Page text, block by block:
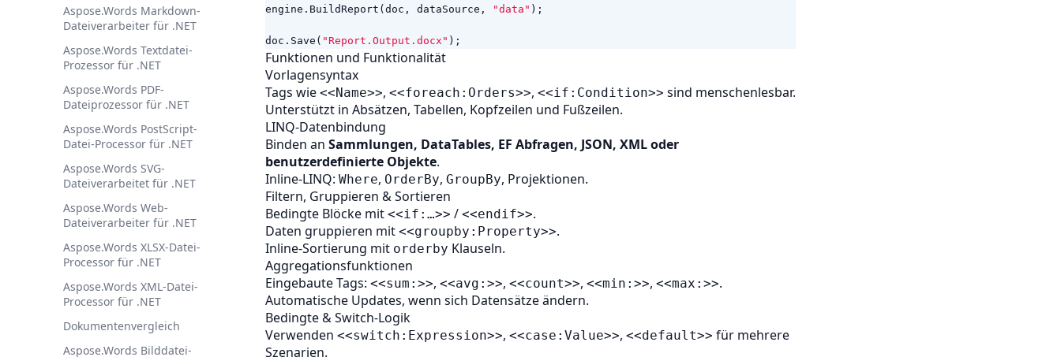
Aspose.Words Markdown-
Dateiverarbeiter für .NET
Aspose.Words Textdatei-
Prozessor für .NET
Aspose.Words PDF-
Dateiprozessor für .NET
Aspose.Words PostScript-
Datei-Processor für .NET
Aspose.Words SVG-
Dateiverarbeitet für .NET
Aspose.Words Web-
Dateiverarbeiter für .NET
Aspose.Words XLSX-Datei-
Processor für .NET
Aspose.Words XML-Datei-
Processor für .NET
Dokumentenvergleich
Aspose.Words Bilddatei-
engine . BuildReport ( doc , dataSource , "data" );
doc . Save ( "Report.Output.docx" );
Funktionen und Funktionalität
Vorlagensyntax
Tags wie <<Name>>, <<foreach:Orders>>, <<if:Condition>> sind menschenlesbar.
Unterstützt in Absätzen, Tabellen, Kopfzeilen und Fußzeilen.
LINQ-Datenbindung
Binden an Sammlungen, DataTables, EF Abfragen, JSON, XML oder
benutzerdefinierte Objekte.
Inline-LINQ: Where, OrderBy, GroupBy, Projektionen.
Filtern, Gruppieren & Sortieren
Bedingte Blöcke mit <<if:…>> / <<endif>>.
Daten gruppieren mit <<groupby:Property>>.
Inline-Sortierung mit orderby Klauseln.
Aggregationsfunktionen
Eingebaute Tags: <<sum:>>, <<avg:>>, <<count>>, <<min:>>, <<max:>>.
Automatische Updates, wenn sich Datensätze ändern.
Bedingte & Switch-Logik
Verwenden <<switch:Expression>>, <<case:Value>>, <<default>> für mehrere
Szenarien.